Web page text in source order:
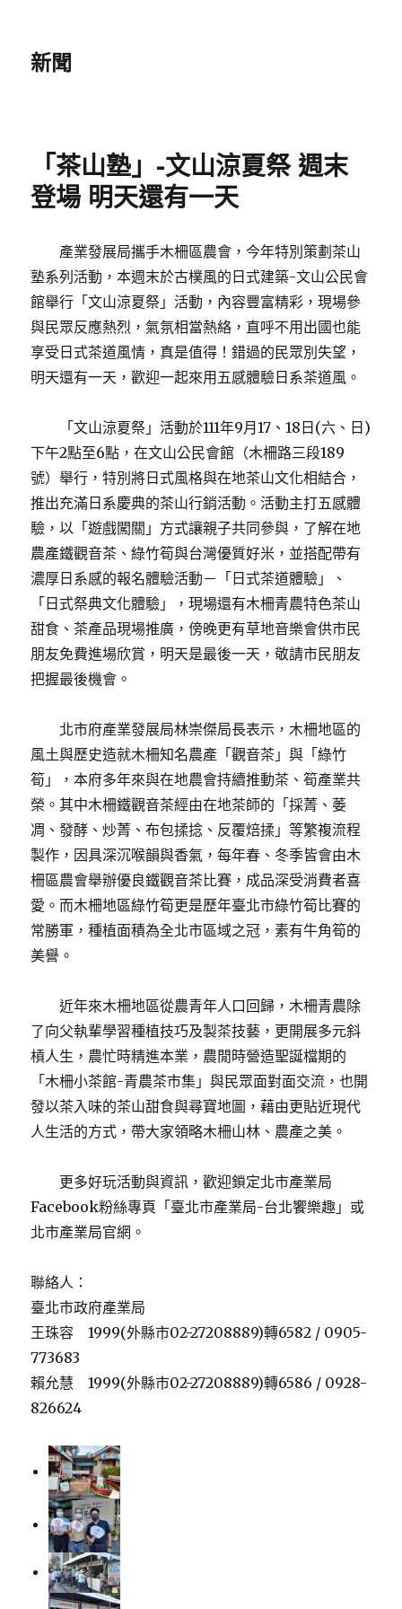
新聞
「茶山塾」-文山涼夏祭 週末
登場 明天還有一天
產業發展局攜手木柵區農會，今年特別策劃茶山
塾系列活動，本週末於古樸風的日式建築-文山公民會
館舉行「文山涼夏祭」活動，內容豐富精彩，現場參
與民眾反應熱烈，氣氛相當熱絡，直呼不用出國也能
享受日式茶道風情，真是值得！錯過的民眾別失望，
明天還有一天，歡迎一起來用五感體驗日系茶道風。
「文山涼夏祭」活動於111年9月17、18日(六、日)
下午2點至6點，在文山公民會館（木柵路三段189
號）舉行，特別將日式風格與在地茶山文化相結合，
推出充滿日系慶典的茶山行銷活動。活動主打五感體
驗，以「遊戲闖關」方式讓親子共同參與，了解在地
農產鐵觀音茶、綠竹筍與台灣優質好米，並搭配帶有
濃厚日系感的報名體驗活動－「日式茶道體驗」、
「日式祭典文化體驗」，現場還有木柵青農特色茶山
甜食、茶產品現場推廣，傍晚更有草地音樂會供市民
朋友免費進場欣賞，明天是最後一天，敬請市民朋友
把握最後機會。
北市府產業發展局林崇傑局長表示，木柵地區的
風土與歷史造就木柵知名農產「觀音茶」與「綠竹
筍」，本府多年來與在地農會持續推動茶、筍產業共
榮。其中木柵鐵觀音茶經由在地茶師的「採菁、萎
凋、發酵、炒菁、布包揉捻、反覆焙揉」等繁複流程
製作，因具深沉喉韻與香氣，每年春、冬季皆會由木
柵區農會舉辦優良鐵觀音茶比賽，成品深受消費者喜
愛。而木柵地區綠竹筍更是歷年臺北市綠竹筍比賽的
常勝軍，種植面積為全北市區域之冠，素有牛角筍的
美譽。
近年來木柵地區從農青年人口回歸，木柵青農除
了向父執輩學習種植技巧及製茶技藝，更開展多元斜
槓人生，農忙時精進本業，農閒時營造聖誕檔期的
「木柵小茶館-青農茶市集」與民眾面對面交流，也開
發以茶入味的茶山甜食與尋寶地圖，藉由更貼近現代
人生活的方式，帶大家領略木柵山林、農產之美。
更多好玩活動與資訊，歡迎鎖定北市產業局
Facebook粉絲專頁「臺北市產業局-台北饗樂趣」或
北市產業局官網。
聯絡人：
臺北市政府產業局
王珠容 1999(外縣市02-27208889)轉6582 / 0905-
773683
賴允慧 1999(外縣市02-27208889)轉6586 / 0928-
826624